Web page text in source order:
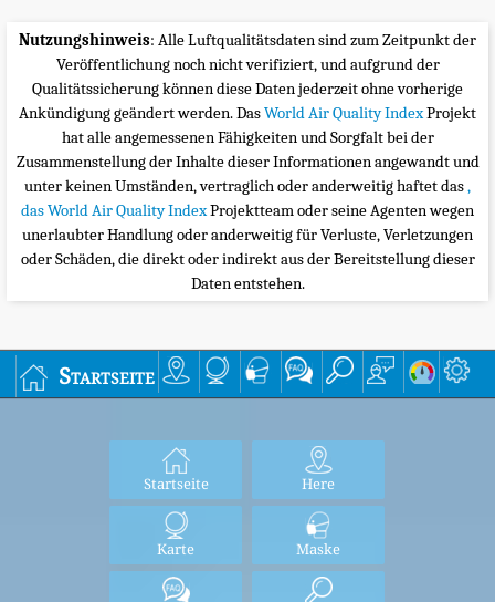
Nutzungshinweis: Alle Luftqualitätsdaten sind zum Zeitpunkt der
Veröffentlichung noch nicht verifiziert, und aufgrund der
Qualitätssicherung können diese Daten jederzeit ohne vorherige
Ankündigung geändert werden. DasWorld Air Quality IndexProjekt
hat alle angemessenen Fähigkeiten und Sorgfalt bei der
Zusammenstellung der Inhalte dieser Informationen angewandt und
unter keinen Umständen, vertraglich oder anderweitig haftet das,
das World Air Quality IndexProjektteam oder seine Agenten wegen
unerlaubter Handlung oder anderweitig für Verluste, Verletzungen
oder Schäden, die direkt oder indirekt aus der Bereitstellung dieser
Daten entstehen.
Startseite
Startseite Here
Karte Maske